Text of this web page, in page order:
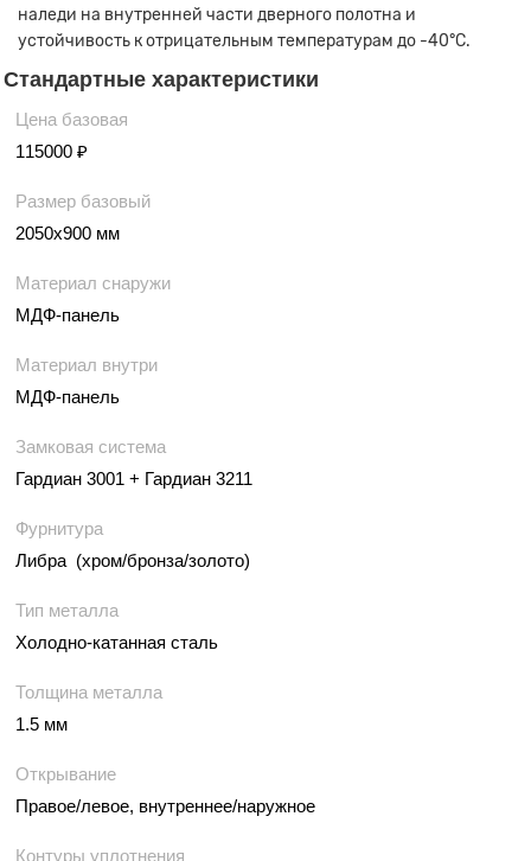
наледи на внутренней части дверного полотна и
устойчивость к отрицательным температурам до -40°С.
Стандартные характеристики
Цена базовая
115000 ₽
Размер базовый
2050х900 мм
Материал снаружи
МДФ-панель
Материал внутри
МДФ-панель
Замковая система
Гардиан 3001 + Гардиан 3211
Фурнитура
Либра (хром/бронза/золото)
Тип металла
Холодно-катанная сталь
Толщина металла
1.5 мм
Открывание
Правое/левое, внутреннее/наружное
Контуры уплотнения